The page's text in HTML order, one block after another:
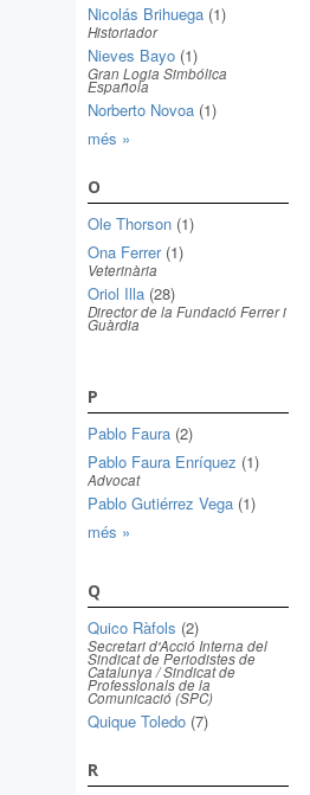
Nicolás Brihuega (1)
Historiador
Nieves Bayo (1)
Gran Logia Simbólica
Española
Norberto Novoa (1)
més »
O
Ole Thorson (1)
Ona Ferrer (1)
Veterinària
Oriol Illa (28)
Director de la Fundació Ferrer i
Guàrdia
P
Pablo Faura (2)
Pablo Faura Enríquez (1)
Advocat
Pablo Gutiérrez Vega (1)
més »
Q
Quico Ràfols (2)
Secretari d'Acció Interna del
Sindicat de Periodistes de
Catalunya / Sindicat de
Professionals de la
Comunicació (SPC)
Quique Toledo (7)
R